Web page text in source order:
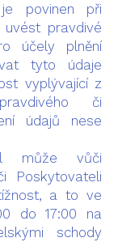
povinen při
uvést pravdivé
účely plnění
tyto údaje
vyplývající z
či
údajů nese
může vůči
Poskytovateli
a to ve
do 17:00 na
schody